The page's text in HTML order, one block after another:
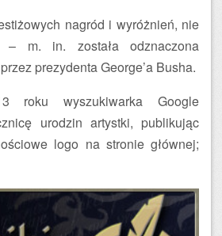
nagród i wyróżnień, nie
– m. in. została odznaczona
prezydenta George’a Busha.
roku wyszukiwarka Google
urodzin artystki, publikując
logo na stronie głównej;